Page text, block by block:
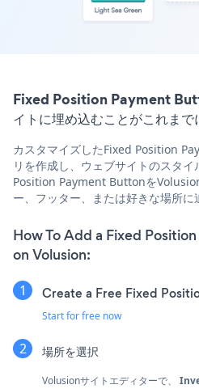
Fixed Position Payment
イトに埋め込むことがこれま
カスタマイズしたFixed Position
リを作成し、ウェブサイトのスタ
Position Payment Buttonを
ー、フッター、または好きな場所に
How To Add a Fixed
on Volusion:
Create a Free Fixed
Start for free now
場所を選択
Volusionサイトエディターで、